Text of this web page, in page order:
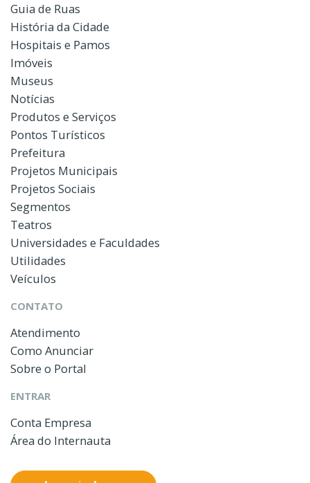
Guia de Ruas
História da Cidade
Hospitais e Pamos
Imóveis
Museus
Notícias
Produtos e Serviços
Pontos Turísticos
Prefeitura
Projetos Municipais
Projetos Sociais
Segmentos
Teatros
Universidades e Faculdades
Utilidades
Veículos
CONTATO
Atendimento
Como Anunciar
Sobre o Portal
ENTRAR
Conta Empresa
Área do Internauta